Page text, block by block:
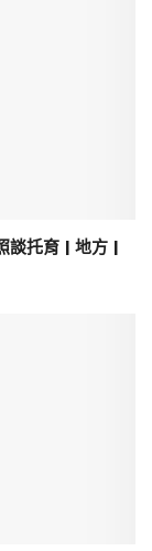
談托育 | 地方 |